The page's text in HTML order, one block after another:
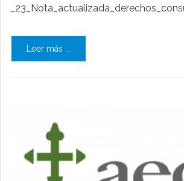
Leer más ...